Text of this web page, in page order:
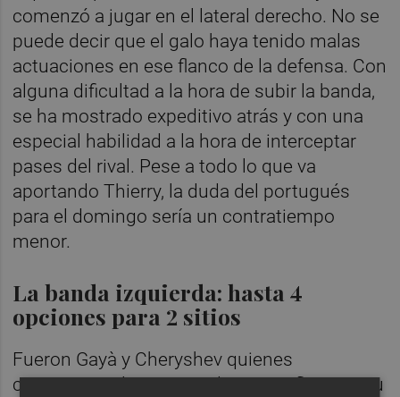
comenzó a jugar en el lateral derecho. No se
puede decir que el galo haya tenido malas
actuaciones en ese flanco de la defensa. Con
alguna dificultad a la hora de subir la banda,
se ha mostrado expeditivo atrás y con una
especial habilidad a la hora de interceptar
pases del rival. Pese a todo lo que va
aportando Thierry, la duda del portugués
para el domingo sería un contratiempo
menor.
La banda izquierda: hasta 4
opciones para 2 sitios
Fueron Gayà y Cheryshev quienes
comenzaron la temporada en ese flanco y su